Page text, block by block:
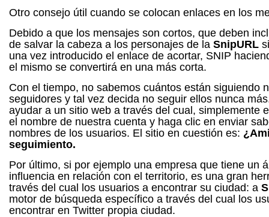
Otro consejo útil cuando se colocan enlaces en los
Debido a que los mensajes son cortos, que deben
de salvar la cabeza a los personajes de la SnipURL
una vez introducido el enlace de acortar, SNIP
el mismo se convertirá en una más corta.
Con el tiempo, no sabemos cuántos están siguiendo
seguidores y tal vez decida no seguir ellos nunca
ayudar a un sitio web a través del cual, simplemente
el nombre de nuestra cuenta y haga clic en enviar
nombres de los usuarios. El sitio en cuestión es:
seguimiento.
Por último, si por ejemplo una empresa que tiene un
influencia en relación con el territorio, es una gran
través del cual los usuarios a encontrar su ciudad: a
motor de búsqueda específico a través del cual los
encontrar en Twitter propia ciudad.